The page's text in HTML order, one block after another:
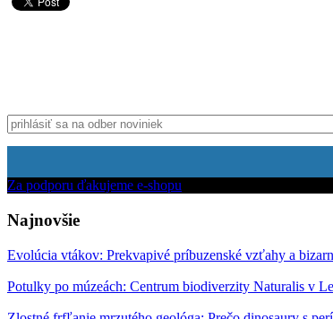
Za podporu ďakujeme e-shopu
Najnovšie
Evolúcia vtákov: Prekvapivé príbuzenské vzťahy a
Potulky po múzeách: Centrum biodiverzity Naturalis v